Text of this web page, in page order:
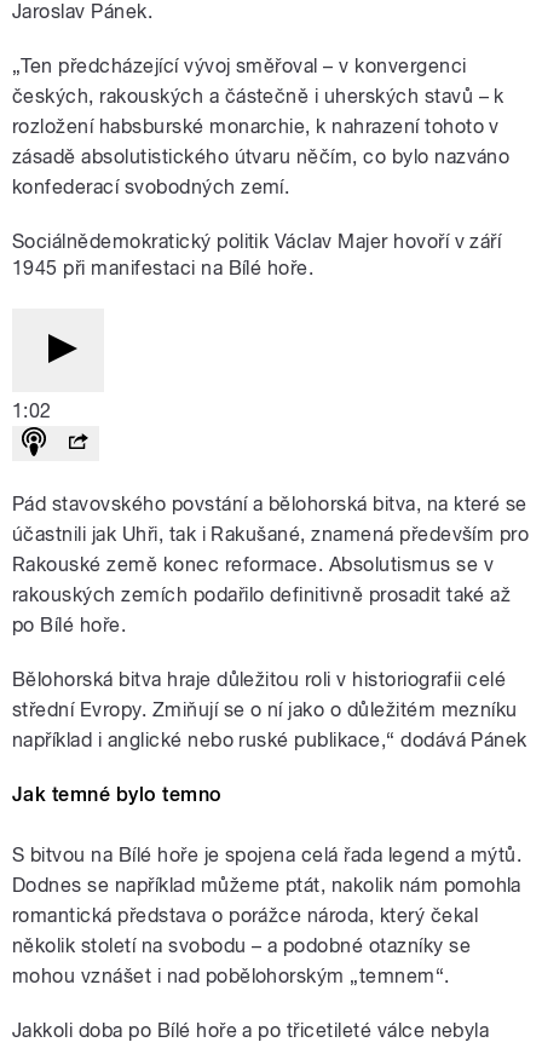
Jaroslav Pánek.
„Ten předcházející vývoj směřoval – v konvergenci
českých, rakouských a částečně i uherských stavů – k
rozložení habsburské monarchie, k nahrazení tohoto v
zásadě absolutistického útvaru něčím, co bylo nazváno
konfederací svobodných zemí.
Sociálnědemokratický politik Václav Majer hovoří v září
1945 při manifestaci na Bílé hoře.
1:02
Pád stavovského povstání a bělohorská bitva, na které se
účastnili jak Uhři, tak i Rakušané, znamená především pro
Rakouské země konec reformace. Absolutismus se v
rakouských zemích podařilo definitivně prosadit také až
po Bílé hoře.
Bělohorská bitva hraje důležitou roli v historiografii celé
střední Evropy. Zmiňují se o ní jako o důležitém mezníku
například i anglické nebo ruské publikace,“ dodává Pánek
Jak temné bylo temno
S bitvou na Bílé hoře je spojena celá řada legend a mýtů.
Dodnes se například můžeme ptát, nakolik nám pomohla
romantická představa o porážce národa, který čekal
několik století na svobodu – a podobné otazníky se
mohou vznášet i nad pobělohorským „temnem“.
Jakkoli doba po Bílé hoře a po třicetileté válce nebyla